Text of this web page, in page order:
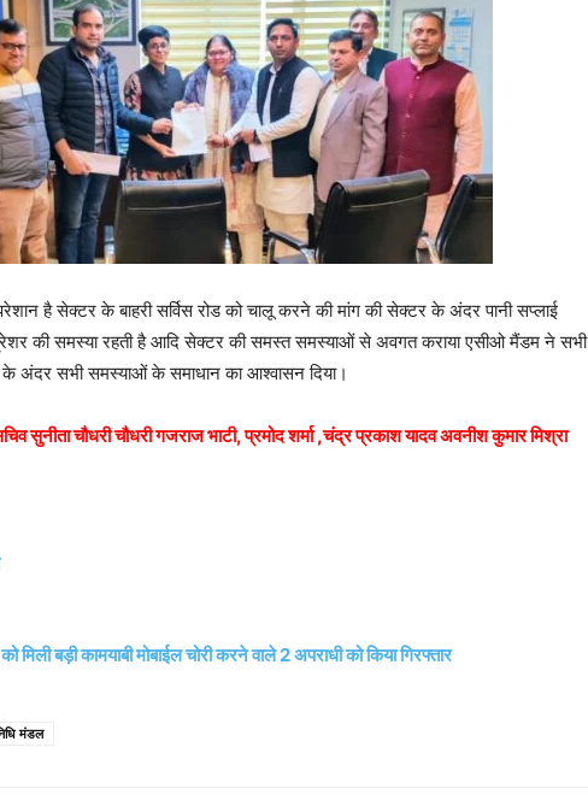
है सेक्टर के बाहरी सर्विस रोड को चालू करने की मांग की सेक्टर के अंदर पानी सप्लाई
की समस्या रहती है आदि सेक्टर की समस्त समस्याओं से अवगत कराया एसीओ मैंडम ने सभी
अंदर सभी समस्याओं के समाधान का आश्वासन दिया।
सुनीता चौधरी चौधरी गजराज भाटी, प्रमोद शर्मा ,चंद्र प्रकाश यादव अवनीश कुमार मिश्रा
बड़ी कामयाबी मोबाईल चोरी करने वाले 2 अपराधी को किया गिरफ्तार
मंडल